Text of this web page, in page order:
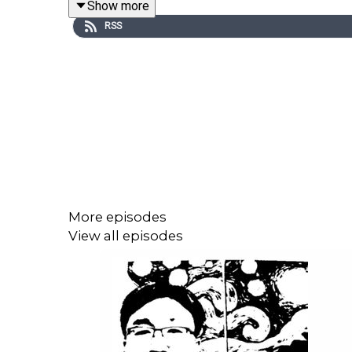
25여자가 와서 예수께 절하며 이르되 주여 저를 도
Show more
RSS
More episodes
View all episodes